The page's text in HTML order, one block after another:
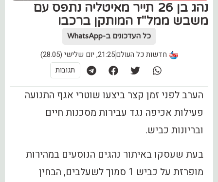
נהג בן 26 תייר מאיטליה נתפס עם
משבש ממל"ז המותקן ברכבו
כל העדכונים ב-WhatsApp
חדשות כל העולם21:25, יום שלישי (28.05)
תגובות
הערב לפני זמן קצר ביצעו שוטרי אגף התנועה
פעילות אכיפה נגד עבירות מסכנות חיים
ובריונות כביש.
בעת שעסקו באיתור נהגים הנוסעים במהירות
מופרזת על כביש 1 סמוך לשעלבים, הבחין